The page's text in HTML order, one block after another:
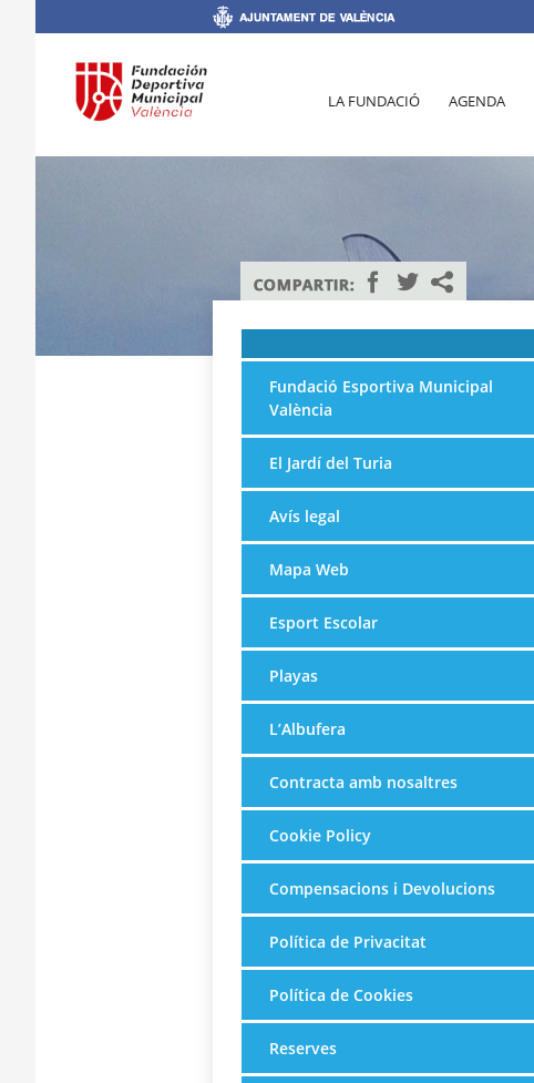
LA FUNDACIÓ AGENDA
Fundació Esportiva Municipal
València
El Jardí del Turia
Avís legal
Mapa Web
Esport Escolar
Playas
L’Albufera
Contracta amb nosaltres
Cookie Policy
Compensacions i Devolucions
Política de Privacitat
Política de Cookies
Reserves